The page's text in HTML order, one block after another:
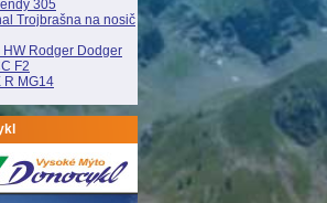
305
Trojbrašna na nosič
HW Rodger Dodger
F2
R MG14